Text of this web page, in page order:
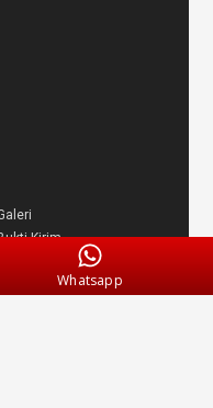
Kirim
Whatsapp